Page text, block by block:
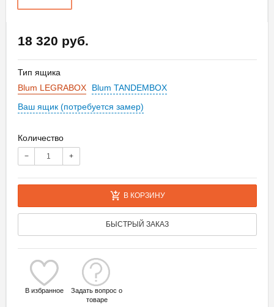
18 320 руб.
Тип ящика
Blum LEGRABOX
Blum TANDEMBOX
Ваш ящик (потребуется замер)
Количество
− +
В КОРЗИНУ
БЫСТРЫЙ ЗАКАЗ
В избранное
Задать вопрос о
товаре